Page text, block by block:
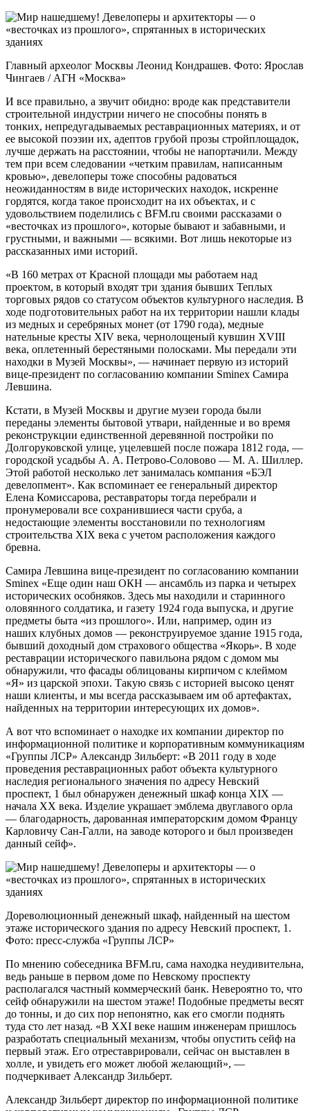
Главный археолог Москвы Леонид Кондрашев. Фото: Ярослав
Чингаев / АГН «Москва»
И все правильно, а звучит обидно: вроде как представители
строительной индустрии ничего не способны понять в
тонких, непредугадываемых реставрационных материях, и от
ее высокой поэзии их, адептов грубой прозы стройплощадок,
лучше держать на расстоянии, чтобы не напортачили. Между
тем при всем следовании «четким правилам, написанным
кровью», девелоперы тоже способны радоваться
неожиданностям в виде исторических находок, искренне
гордятся, когда такое происходит на их объектах, и с
удовольствием поделились с BFM.ru своими рассказами о
«весточках из прошлого», которые бывают и забавными, и
грустными, и важными — всякими. Вот лишь некоторые из
рассказанных ими историй.
«В 160 метрах от Красной площади мы работаем над
проектом, в который входят три здания бывших Теплых
торговых рядов со статусом объектов культурного наследия. В
ходе подготовительных работ на их территории нашли клады
из медных и серебряных монет (от 1790 года), медные
нательные кресты XIV века, чернолощеный кувшин XVIII
века, оплетенный берестяными полосками. Мы передали эти
находки в Музей Москвы», — начинает первую из историй
вице-президент по согласованию компании Sminex Самира
Левшина.
Кстати, в Музей Москвы и другие музеи города были
переданы элементы бытовой утвари, найденные и во время
реконструкции единственной деревянной постройки по
Долгоруковской улице, уцелевшей после пожара 1812 года, —
городской усадьбы А. А. Петрово-Соловово — М. А. Шиллер.
Этой работой несколько лет занималась компания «БЭЛ
девелопмент». Как вспоминает ее генеральный директор
Елена Комиссарова, реставраторы тогда перебрали и
пронумеровали все сохранившиеся части сруба, а
недостающие элементы восстановили по технологиям
строительства XIX века с учетом расположения каждого
бревна.
Самира Левшина вице-президент по согласованию компании
Sminex «Еще один наш ОКН — ансамбль из парка и четырех
исторических особняков. Здесь мы находили и старинного
оловянного солдатика, и газету 1924 года выпуска, и другие
предметы быта «из прошлого». Или, например, один из
наших клубных домов — реконструируемое здание 1915 года,
бывший доходный дом страхового общества «Якорь». В ходе
реставрации исторического павильона рядом с домом мы
обнаружили, что фасады облицованы кирпичом с клеймом
«Я» из царской эпохи. Такую связь с историей высоко ценят
наши клиенты, и мы всегда рассказываем им об артефактах,
найденных на территории интересующих их домов».
А вот что вспоминает о находке их компании директор по
информационной политике и корпоративным коммуникациям
«Группы ЛСР» Александр Зильберт: «В 2011 году в ходе
проведения реставрационных работ объекта культурного
наследия регионального значения по адресу Невский
проспект, 1 был обнаружен денежный шкаф конца XIX —
начала XX века. Изделие украшает эмблема двуглавого орла
— благодарность, дарованная императорским домом Францу
Карловичу Сан-Галли, на заводе которого и был произведен
данный сейф».
Дореволюционный денежный шкаф, найденный на шестом
этаже исторического здания по адресу Невский проспект, 1.
Фото: пресс-служба «Группы ЛСР»
По мнению собеседника BFM.ru, сама находка неудивительна,
ведь раньше в первом доме по Невскому проспекту
располагался частный коммерческий банк. Невероятно то, что
сейф обнаружили на шестом этаже! Подобные предметы весят
до тонны, и до сих пор непонятно, как его смогли поднять
туда сто лет назад. «В XXI веке нашим инженерам пришлось
разработать специальный механизм, чтобы опустить сейф на
первый этаж. Его отреставрировали, сейчас он выставлен в
холле, и увидеть его может любой желающий», —
подчеркивает Александр Зильберт.
Александр Зильберт директор по информационной политике